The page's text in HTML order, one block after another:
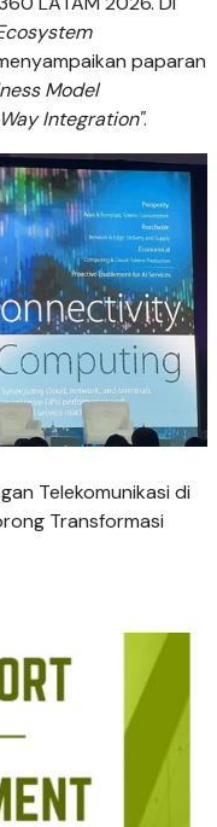
paparan
Model
Integration".
Telekomunikasi di
Transformasi